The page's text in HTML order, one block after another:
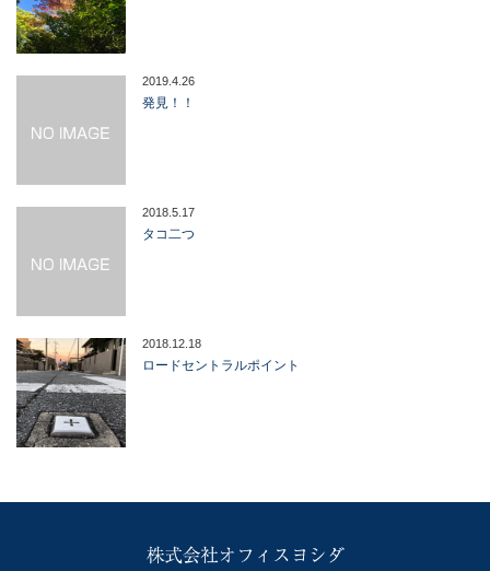
2019.4.26
発見！！
2018.5.17
タコ二つ
2018.12.18
ロードセントラルポイント